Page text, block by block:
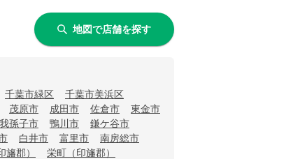
地図で店舗を探す
千葉市緑区
千葉市美浜区
茂原市 成田市 佐倉市
東金市
我孫子市 鴨川市
鎌ケ谷市
白井市 富里市
南房総市
旛郡）
栄町（印旛郡）